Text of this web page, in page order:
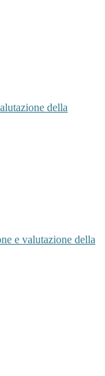
della
e valutazione della